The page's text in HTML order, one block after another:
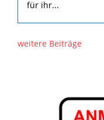
für ihr...
weitere Beiträge